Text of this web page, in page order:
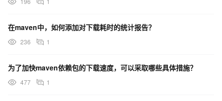
在maven中，如何添加对下载耗时的统计报告？
236 1
为了加快maven依赖包的下载速度，可以采取哪些具体措施？
477 1